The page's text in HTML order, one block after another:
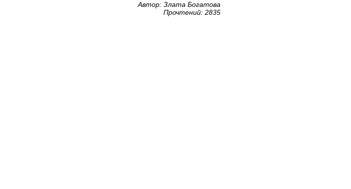
Автор: Злата Богатова
Прочтений: 2835